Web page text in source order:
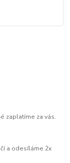
zaplatíme za vás.
a odesíláme 2x